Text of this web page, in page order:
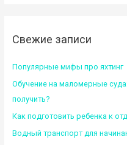
Свежие записи
Популярные мифы про яхтинг
Обучение на маломерные
получить?
Как подготовить ребенка к
Водный транспорт для